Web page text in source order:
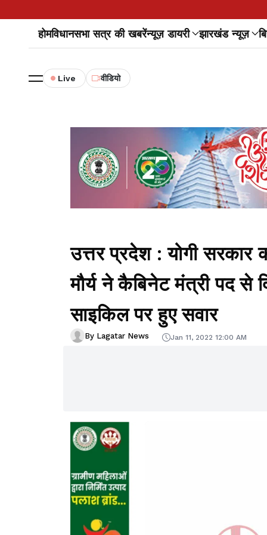
होमविधानसभा सत्र की खबरेंन्यूज़ डायरी झारखंड न्यूज़
Live वीडियो
उत्तर प्रदेश : योगी सरकार
मौर्य ने कैबिनेट मंत्री पद से
साइकिल पर हुए सवार
By Lagatar News Jan 11, 2022 12:00 AM